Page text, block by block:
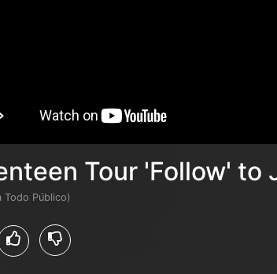
Tour 'Follow' to
Todo Público)